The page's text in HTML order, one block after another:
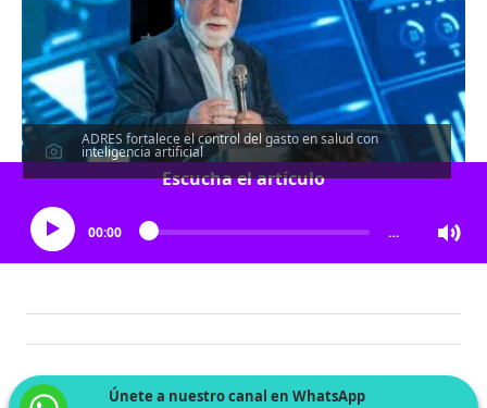
ADRES fortalece el control del gasto en salud con
inteligencia artificial
Escucha el artículo
00:00 …
Únete a nuestro canal en WhatsApp